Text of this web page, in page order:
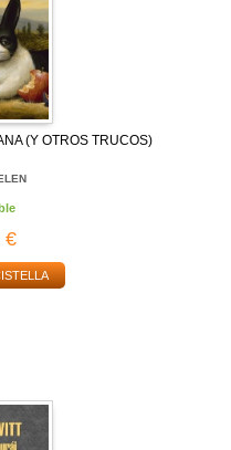
(Y OTROS TRUCOS)
€